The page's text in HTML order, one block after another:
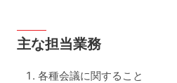
主な担当業務
各種会議に関すること